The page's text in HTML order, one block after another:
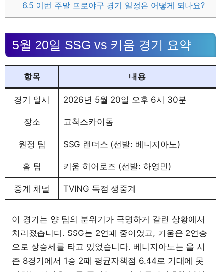
6.5 이번 주말 프로야구 경기 일정은 어떻게 되나요?
5월 20일 SSG vs 키움 경기 요약
항목 내용
경기 일시 2026년 5월 20일 오후 6시 30분
장소 고척스카이돔
원정 팀 SSG 랜더스 (선발: 베니지아노)
홈 팀 키움 히어로즈 (선발: 하영민)
중계 채널 TVING 독점 생중계
이 경기는 양 팀의 분위기가 극명하게 갈린 상황에서
치러졌습니다. SSG는 2연패 중이었고, 키움은 2연승
으로 상승세를 타고 있었습니다. 베니지아노는 올 시
즌 8경기에서 1승 2패 평균자책점 6.44로 기대에 못